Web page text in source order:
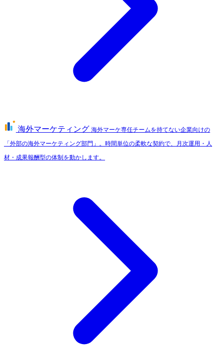
海外マーケティング 海外マーケ専任チームを持てない企業向けの
「外部の海外マーケティング部門」。時間単位の柔軟な契約で、月次運用・人
材・成果報酬型の体制を動かします。